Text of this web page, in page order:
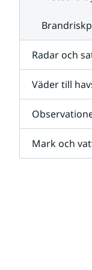
Radar och
Väder till
Mark och